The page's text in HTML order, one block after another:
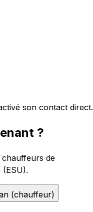
son contact direct.
?
de
(chauffeur)